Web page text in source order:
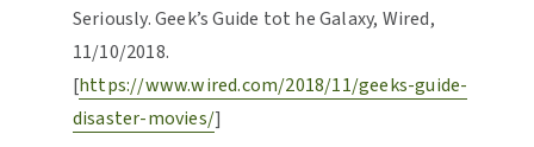
Seriously. Geek’s Guide tot he Galaxy, Wired,
11/10/2018.
[https://www.wired.com/2018/11/geeks-guide-
disaster-movies/]